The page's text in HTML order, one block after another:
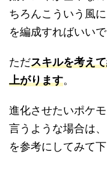
ちろんこういう風
を編成すればいいで
ただスキルを考え
上がります。
進化させたいポケ
言うような場合は
を参考にしてみて下